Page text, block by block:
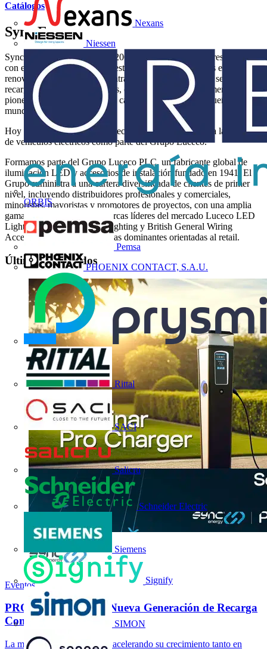
Nexans
Niessen
ORBIS
Pemsa
PHOENIX CONTACT, S.A.U.
Rittal
SACI
Salicru
Schneider Electric
Siemens
Signify
SIMON
Catálogos
Sync Energy
Sync Energy fue fundada en 2009 por dos emprendedores británicos
con el objetivo de mejorar nuestro mundo a través de las energías
renovables. En 2015 nos adentramos en el emocionante sector de la
recarga de vehículos eléctricos, convirtiéndonos rápidamente en
pioneros de la industria con el cargador de VE más pequeño del
mundo.
Hoy seguimos desarrollando tecnología innovadora para la recarga
de vehículos eléctricos como parte del Grupo Luceco.
Formamos parte del Grupo Luceco PLC, un fabricante global de
iluminación LED y accesorios de instalación fundado en 1941. El
Grupo suministra a una cartera diversificada de clientes de primer
nivel, incluyendo distribuidores profesionales y comerciales,
minoristas, mayoristas y promotores de proyectos, con una amplia
gama de productos de las marcas líderes del mercado Luceco LED
Lighting, Kingfisher LED Lighting y British General Wiring
Accessories, entre otras marcas dominantes orientadas al retail.
Últimos contenidos
Eventos
PRO CHARGER, la Nueva Generación de Recarga
Comercial AC y...
La movilidad eléctrica sigue acelerando su crecimiento tanto en